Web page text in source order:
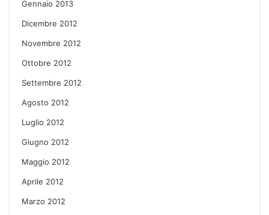
Gennaio 2013
Dicembre 2012
Novembre 2012
Ottobre 2012
Settembre 2012
Agosto 2012
Luglio 2012
Giugno 2012
Maggio 2012
Aprile 2012
Marzo 2012